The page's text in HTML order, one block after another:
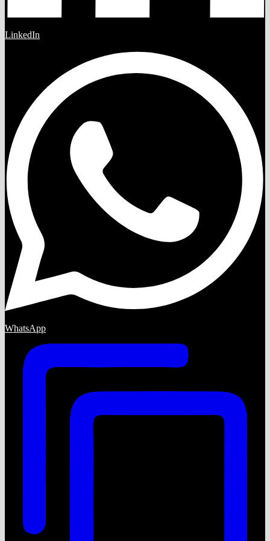
LinkedIn
WhatsApp